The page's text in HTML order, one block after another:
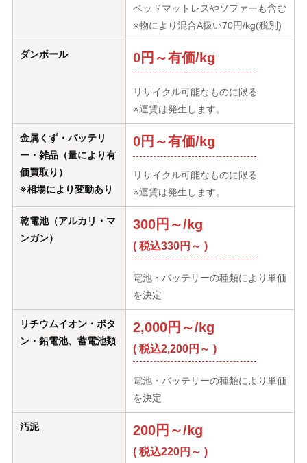
ベッドマットレスやソファーも含む
※物により混合A扱い70円/kg(税別)
ダンボール 0円～有価/kg
リサイクル可能なものに限る
※運賃は発生します。
金属くず・バッテリ
ー・雑品（量により有
価買取り）
※相場により変動あり
0円～有価/kg
リサイクル可能なものに限る
※運賃は発生します。
乾電池（アルカリ・マ
ンガン）
300円～/kg
( 税込330円～ )
電池・バッテリーの種類により単価
を決定
リチウムイオン・ボタ
ン・鉛電池、蓄電池類
2,000円～/kg
( 税込2,200円～ )
電池・バッテリーの種類により単価
を決定
汚泥 200円～/kg
( 税込220円～ )